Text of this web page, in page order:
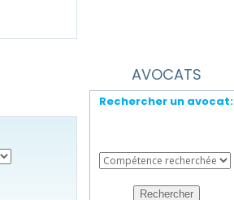
AVOCATS
Rechercher un avocat: